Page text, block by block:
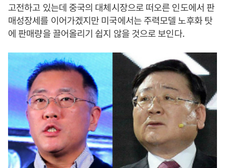
고전하고 있는데 중국의 대체시장으로 떠오른 인도에서 판
매성장세를 이어가겠지만 미국에서는 주력모델 노후화 탓
에 판매량을 끌어올리기 쉽지 않을 것으로 보인다.